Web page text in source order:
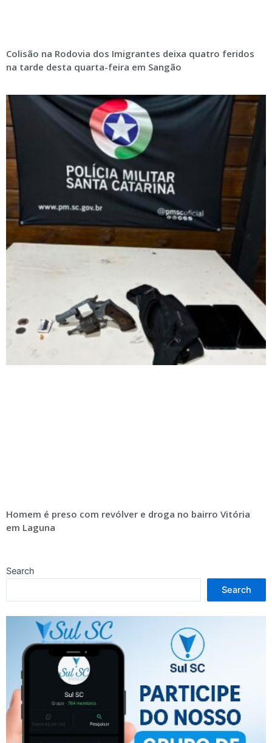
Colisão na Rodovia dos Imigrantes deixa quatro feridos
na tarde desta quarta-feira em Sangão
Homem é preso com revólver e droga no bairro Vitória
em Laguna
Search
Search